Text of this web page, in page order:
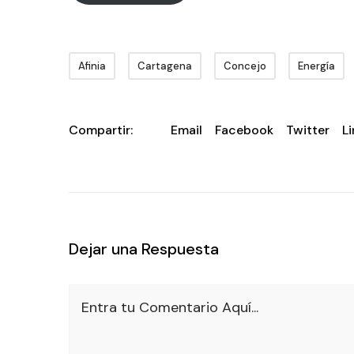
Afinia Cartagena Concejo Energía
Compartir: Email Facebook Twitter
Dejar una Respuesta
Entra tu Comentario Aquí...